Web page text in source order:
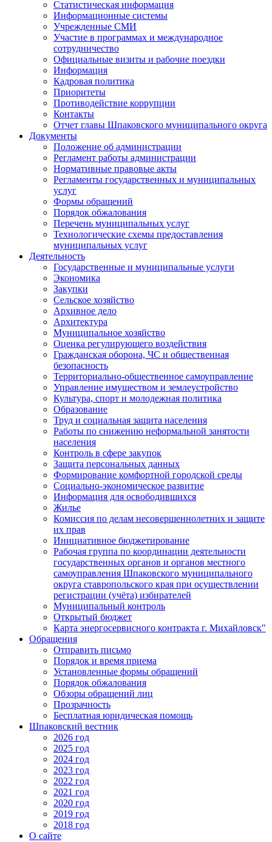
Статистическая информация
Информационные системы
Учрежденные СМИ
Участие в программах и международное
сотрудничество
Официальные визиты и рабочие поездки
Информация
Кадровая политика
Приоритеты
Противодействие коррупции
Контакты
Отчет главы Шпаковского муниципального округа
Документы
Положение об администрации
Регламент работы администрации
Нормативные правовые акты
Регламенты государственных и муниципальных
услуг
Формы обращений
Порядок обжалования
Перечень муниципальных услуг
Технологические схемы предоставления
муниципальных услуг
Деятельность
Государственные и муниципальные услуги
Экономика
Закупки
Сельское хозяйство
Архивное дело
Архитектура
Муниципальное хозяйство
Оценка регулирующего воздействия
Гражданская оборона, ЧС и общественная
безопасность
Территориально-общественное самоуправление
Управление имуществом и землеустройство
Культура, спорт и молодежная политика
Образование
Труд и социальная защита населения
Работы по снижению неформальной занятости
населения
Контроль в сфере закупок
Защита персональных данных
Формирование комфортной городской среды
Социально-экономическое развитие
Информация для освободившихся
Жилье
Комиссия по делам несовершеннолетних и защите
их прав
Инициативное бюджетирование
Рабочая группа по координации деятельности
государственных органов и органов местного
самоуправления Шпаковского муниципального
округа ставропольского края при осуществлении
регистрации (учёта) избирателей
Муниципальный контроль
Открытый бюджет
Карта энергосервисного контракта г. Михайловск"
Обращения
Отправить письмо
Порядок и время приема
Установленные формы обращений
Порядок обжалования
Обзоры обращений лиц
Прозрачность
Бесплатная юридическая помощь
Шпаковский вестник
2026 год
2025 год
2024 год
2023 год
2022 год
2021 год
2020 год
2019 год
2018 год
О сайте